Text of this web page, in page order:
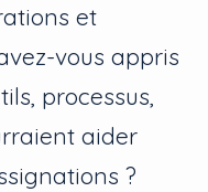
et
vous appris
processus,
aider
?